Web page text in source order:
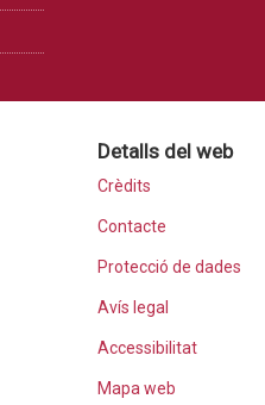
Detalls del web
Crèdits
Contacte
Protecció de dades
Avís legal
Accessibilitat
Mapa web